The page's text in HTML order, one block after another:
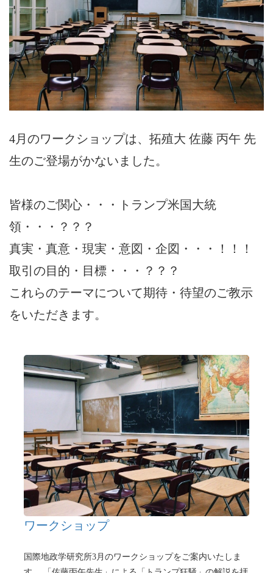
4月のワークショップは、拓殖大 佐藤 丙午 先
生のご登場がかないました。
皆様のご関心・・・トランプ米国大統
領・・・？？？
真実・真意・現実・意図・企図・・・！！！
取引の目的・目標・・・？？？
これらのテーマについて期待・待望のご教示
をいただきます。
ワークショップ
国際地政学研究所3月のワークショップをご案内いたしま